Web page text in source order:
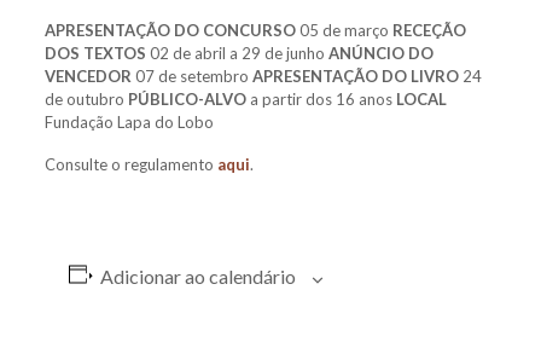
APRESENTAÇÃO DO CONCURSO05 de março RECEÇÃO
DOS TEXTOS 02 de abril a 29 de junho ANÚNCIO DO
VENCEDOR 07 de setembro APRESENTAÇÃO DO LIVRO 24
de outubro PÚBLICO-ALVOa partir dos 16 anos LOCAL
Fundação Lapa do Lobo
Consulte o regulamento aqui.
Adicionar ao calendário